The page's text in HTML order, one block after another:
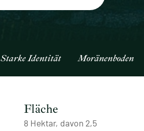
Starke Identität Moränenboden
Fläche
8 Hektar, davon 2,5